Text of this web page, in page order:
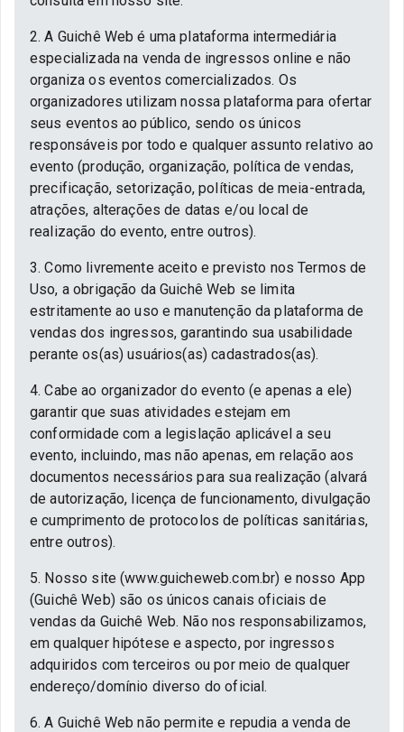
2. A Guichê Web é uma plataforma intermediária
especializada na venda de ingressos online e não
organiza os eventos comercializados. Os
organizadores utilizam nossa plataforma para ofertar
seus eventos ao público, sendo os únicos
responsáveis por todo e qualquer assunto relativo ao
evento (produção, organização, política de vendas,
precificação, setorização, políticas de meia-entrada,
atrações, alterações de datas e/ou local de
realização do evento, entre outros).
3. Como livremente aceito e previsto nos Termos de
Uso, a obrigação da Guichê Web se limita
estritamente ao uso e manutenção da plataforma de
vendas dos ingressos, garantindo sua usabilidade
perante os(as) usuários(as) cadastrados(as).
4. Cabe ao organizador do evento (e apenas a ele)
garantir que suas atividades estejam em
conformidade com a legislação aplicável a seu
evento, incluindo, mas não apenas, em relação aos
documentos necessários para sua realização (alvará
de autorização, licença de funcionamento, divulgação
e cumprimento de protocolos de políticas sanitárias,
entre outros).
5. Nosso site (www.guicheweb.com.br) e nosso App
(Guichê Web) são os únicos canais oficiais de
vendas da Guichê Web. Não nos responsabilizamos,
em qualquer hipótese e aspecto, por ingressos
adquiridos com terceiros ou por meio de qualquer
endereço/domínio diverso do oficial.
6. A Guichê Web não permite e repudia a venda de